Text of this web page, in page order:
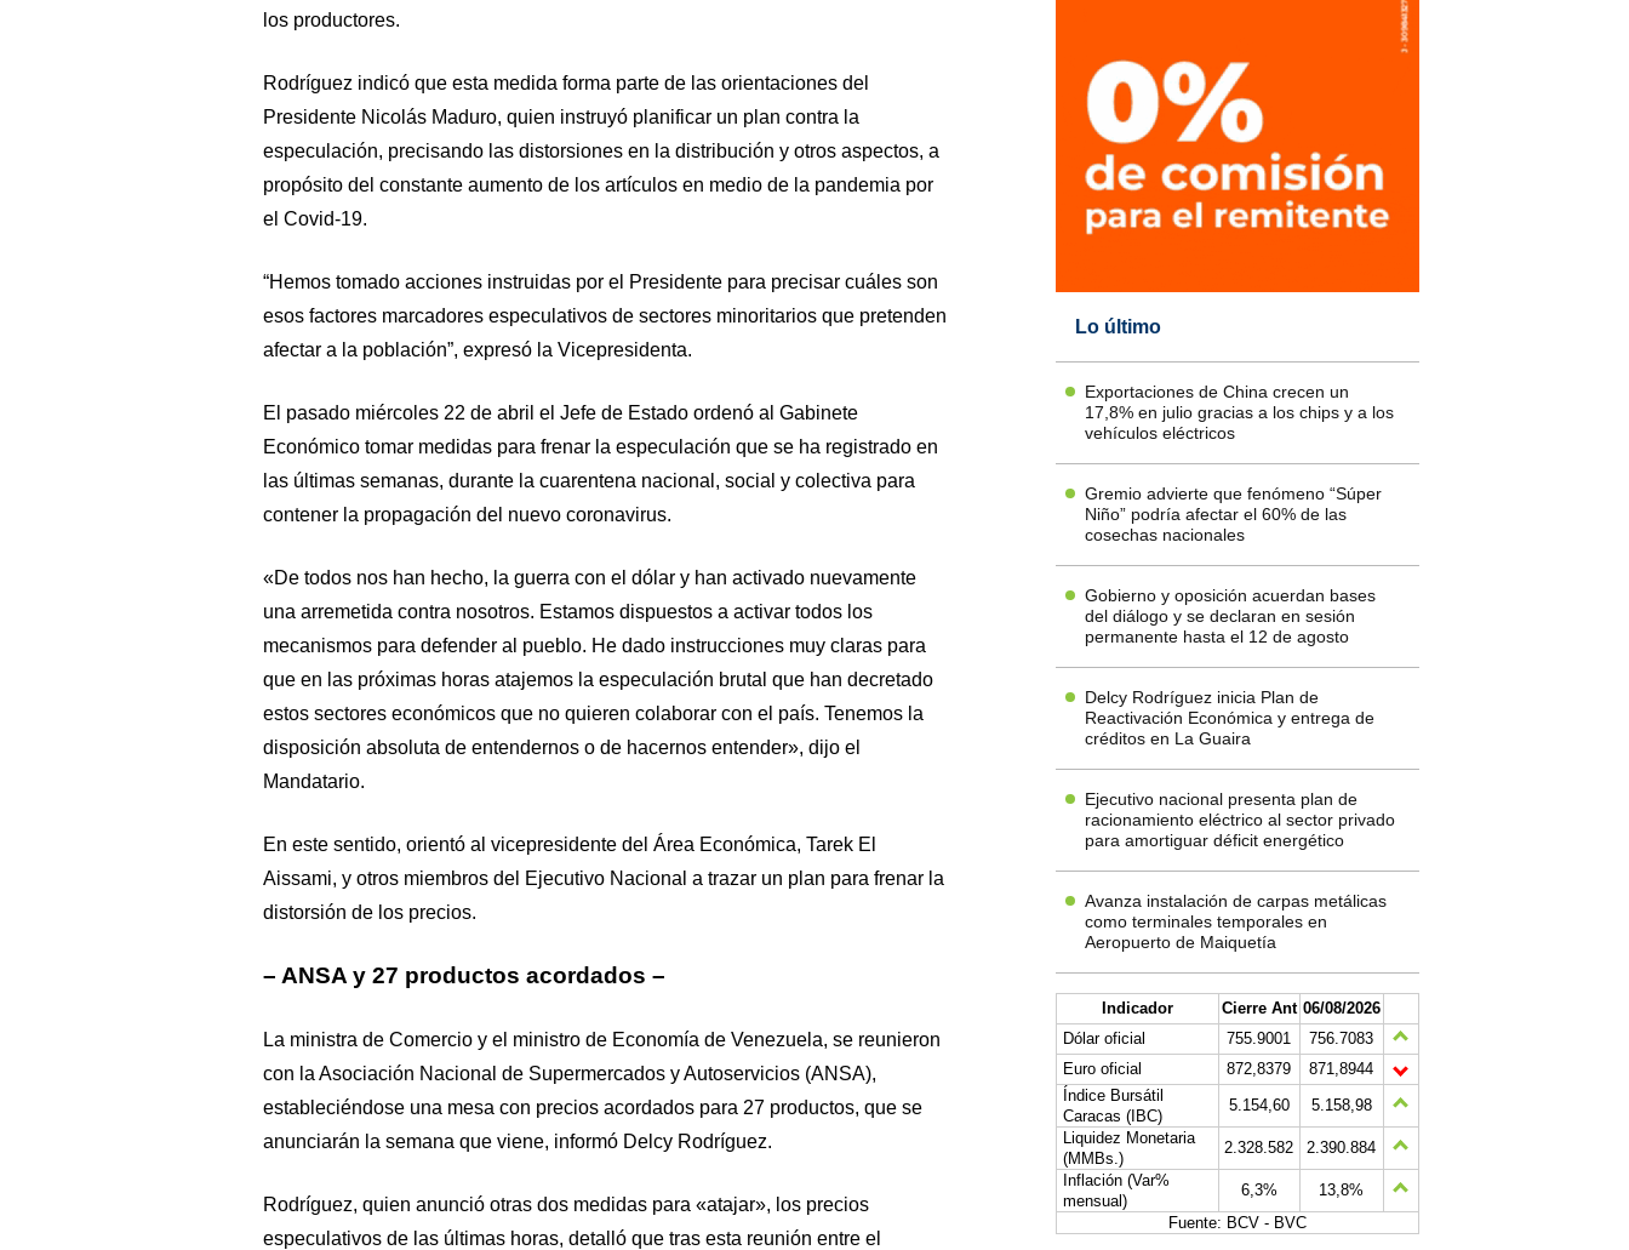
los productores.
Rodríguez indicó que esta medida forma parte de las orientaciones del
Presidente Nicolás Maduro, quien instruyó planificar un plan contra la
especulación, precisando las distorsiones en la distribución y otros aspectos, a
propósito del constante aumento de los artículos en medio de la pandemia por
el Covid-19.
“Hemos tomado acciones instruidas por el Presidente para precisar cuáles son
esos factores marcadores especulativos de sectores minoritarios que pretenden
afectar a la población”, expresó la Vicepresidenta.
El pasado miércoles 22 de abril el Jefe de Estado ordenó al Gabinete
Económico tomar medidas para frenar la especulación que se ha registrado en
las últimas semanas, durante la cuarentena nacional, social y colectiva para
contener la propagación del nuevo coronavirus.
«De todos nos han hecho, la guerra con el dólar y han activado nuevamente
una arremetida contra nosotros. Estamos dispuestos a activar todos los
mecanismos para defender al pueblo. He dado instrucciones muy claras para
que en las próximas horas atajemos la especulación brutal que han decretado
estos sectores económicos que no quieren colaborar con el país. Tenemos la
disposición absoluta de entendernos o de hacernos entender», dijo el
Mandatario.
En este sentido, orientó al vicepresidente del Área Económica, Tarek El
Aissami, y otros miembros del Ejecutivo Nacional a trazar un plan para frenar la
distorsión de los precios.
– ANSA y 27 productos acordados –
La ministra de Comercio y el ministro de Economía de Venezuela, se reunieron
con la Asociación Nacional de Supermercados y Autoservicios (ANSA),
estableciéndose una mesa con precios acordados para 27 productos, que se
anunciarán la semana que viene, informó Delcy Rodríguez.
Rodríguez, quien anunció otras dos medidas para «atajar», los precios
especulativos de las últimas horas, detalló que tras esta reunión entre el
Lo último
Exportaciones de China crecen un
17,8% en julio gracias a los chips y a los
vehículos eléctricos
Gremio advierte que fenómeno “Súper
Niño” podría afectar el 60% de las
cosechas nacionales
Gobierno y oposición acuerdan bases
del diálogo y se declaran en sesión
permanente hasta el 12 de agosto
Delcy Rodríguez inicia Plan de
Reactivación Económica y entrega de
créditos en La Guaira
Ejecutivo nacional presenta plan de
racionamiento eléctrico al sector privado
para amortiguar déficit energético
Avanza instalación de carpas metálicas
como terminales temporales en
Aeropuerto de Maiquetía
Indicador Cierre Ant 06/08/2026
Dólar oficial
755.9001
756.7083
Euro oficial
872,8379
871,8944
Índice Bursátil
Caracas (IBC)
5.154,60
5.158,98
Liquidez Monetaria
(MMBs.)
2.328.582
2.390.884
Inflación (Var%
mensual)
6,3%
13,8%
Fuente: BCV - BVC